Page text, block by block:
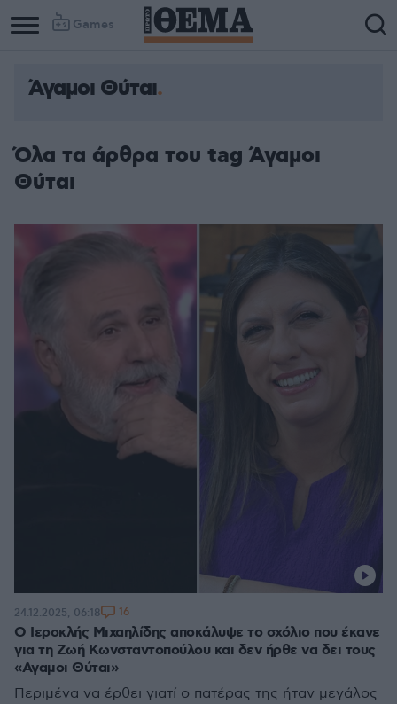
Games
Άγαμοι Θύται
Όλα τα άρθρα του tag Άγαμοι
Θύται
Ο Ιεροκλής Μιχαηλίδης αποκάλυψε το σχόλιο που έκανε
για τη Ζωή Κωνσταντοπούλου και δεν ήρθε να δει τους
«Αγαμοι Θύται»
Περιμένα να έρθει γιατί ο πατέρας της ήταν μεγάλος
24.12.2025, 06:18 16